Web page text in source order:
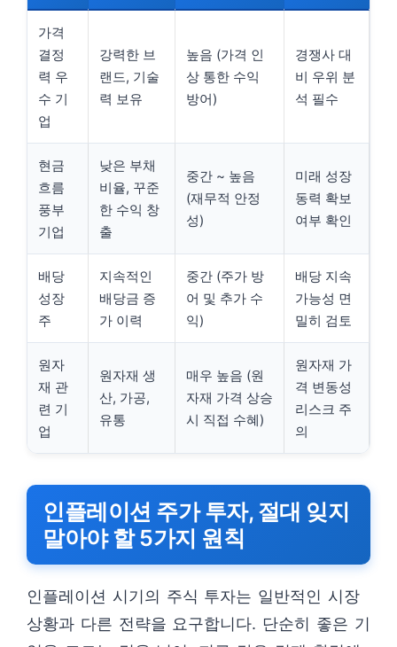
가격
결정
력 우
수 기
업
강력한 브
랜드, 기술
력 보유
높음 (가격 인
상 통한 수익
방어)
경쟁사 대
비 우위 분
석 필수
현금
흐름
풍부
기업
낮은 부채
비율, 꾸준
한 수익 창
출
중간 ~ 높음
(재무적 안정
성)
미래 성장
동력 확보
여부 확인
배당
성장
주
지속적인
배당금 증
가 이력
중간 (주가 방
어 및 추가 수
익)
배당 지속
가능성 면
밀히 검토
원자
재 관
련 기
업
원자재 생
산, 가공,
유통
매우 높음 (원
자재 가격 상승
시 직접 수혜)
원자재 가
격 변동성
리스크 주
의
인플레이션 주가 투자, 절대 잊지
말아야 할 5가지 원칙
인플레이션 시기의 주식 투자는 일반적인 시장
상황과 다른 전략을 요구합니다. 단순히 좋은 기